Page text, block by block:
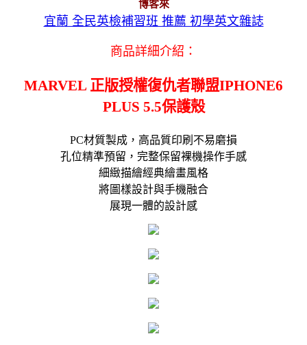
博客來
宜蘭 全民英檢補習班 推薦 初學英文雜誌
商品詳細介紹：
MARVEL 正版授權復仇者聯盟IPHONE6
PLUS 5.5保護殼
PC材質製成，高品質印刷不易磨損
孔位精準預留，完整保留裸機操作手感
細緻描繪經典繪畫風格
將圖樣設計與手機融合
展現一體的設計感